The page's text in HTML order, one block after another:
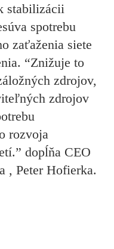
stabilizácii
spotrebu
zaťaženia siete
“Znižuje to
zdrojov,
zdrojov
rozvoja
dopĺňa CEO
, Peter Hofierka.